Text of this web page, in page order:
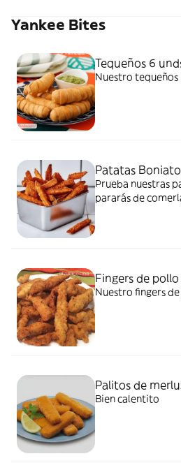
Yankee Bites
Tequeños 6
Nuestro
Patatas Boniato
Prueba nuestras
pararás de
Fingers de
Nuestro fingers
Palitos de
Bien calentito